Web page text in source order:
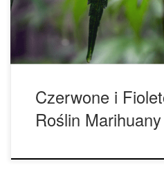
przewodniku zagłębimy się w
[…]
Czerwone i
Roślin Marihuany